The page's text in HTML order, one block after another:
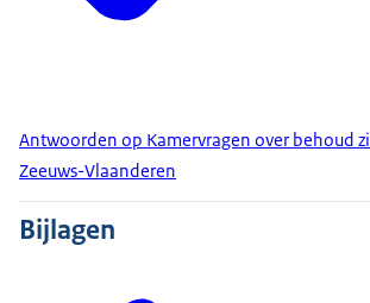
Antwoorden op Kamervragen over behoud
Zeeuws-Vlaanderen
Bijlagen